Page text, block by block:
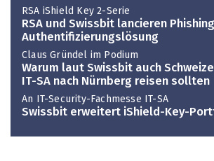
RSA iShield Key 2-Serie
RSA und Swissbit lancieren
Authentifizierungslösung
Claus Gründel im Podium
Warum laut Swissbit auch
IT-SA nach Nürnberg reisen sollten
An IT-Security-Fachmesse IT-SA
Swissbit erweitert iShield-Key-